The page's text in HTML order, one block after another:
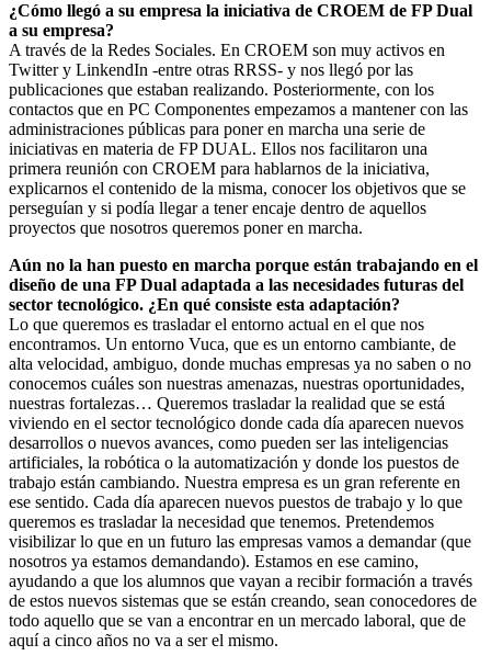
¿Cómo llegó a su empresa la iniciativa de CROEM de FP Dual
a su empresa?
A través de la Redes Sociales. En CROEM son muy activos en
Twitter y LinkendIn -entre otras RRSS- y nos llegó por las
publicaciones que estaban realizando. Posteriormente, con los
contactos que en PC Componentes empezamos a mantener con las
administraciones públicas para poner en marcha una serie de
iniciativas en materia de FP DUAL. Ellos nos facilitaron una
primera reunión con CROEM para hablarnos de la iniciativa,
explicarnos el contenido de la misma, conocer los objetivos que se
perseguían y si podía llegar a tener encaje dentro de aquellos
proyectos que nosotros queremos poner en marcha.
Aún no la han puesto en marcha porque están trabajando en el
diseño de una FP Dual adaptada a las necesidades futuras del
sector tecnológico. ¿En qué consiste esta adaptación?
Lo que queremos es trasladar el entorno actual en el que nos
encontramos. Un entorno Vuca, que es un entorno cambiante, de
alta velocidad, ambiguo, donde muchas empresas ya no saben o no
conocemos cuáles son nuestras amenazas, nuestras oportunidades,
nuestras fortalezas… Queremos trasladar la realidad que se está
viviendo en el sector tecnológico donde cada día aparecen nuevos
desarrollos o nuevos avances, como pueden ser las inteligencias
artificiales, la robótica o la automatización y donde los puestos de
trabajo están cambiando. Nuestra empresa es un gran referente en
ese sentido. Cada día aparecen nuevos puestos de trabajo y lo que
queremos es trasladar la necesidad que tenemos. Pretendemos
visibilizar lo que en un futuro las empresas vamos a demandar (que
nosotros ya estamos demandando). Estamos en ese camino,
ayudando a que los alumnos que vayan a recibir formación a través
de estos nuevos sistemas que se están creando, sean conocedores de
todo aquello que se van a encontrar en un mercado laboral, que de
aquí a cinco años no va a ser el mismo.